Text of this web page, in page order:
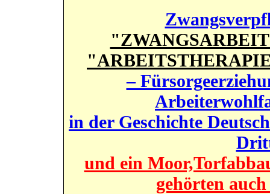
–
in der Geschichte
und ein
gehörten